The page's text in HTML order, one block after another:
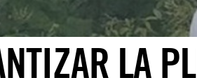
LA